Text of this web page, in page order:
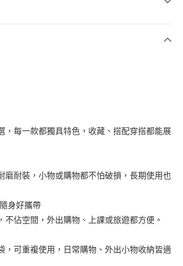
付」】
收到商品之後才付款」的支付方式。 讓您購物簡單
，每一款都獨具特色，收藏、搭配穿搭都能展
磨耐裝，小物或購物都不怕破損，長期使用也
身好攜帶
不佔空間，外出購物、上課或旅遊都方便。
，可重複使用，日常購物、外出小物收納皆適